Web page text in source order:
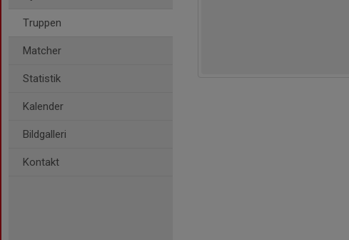
Truppen
Matcher
Statistik
Kalender
Bildgalleri
Kontakt